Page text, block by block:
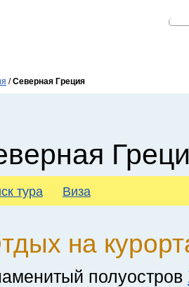
/Северная Греция
тура Виза
на
полуостров